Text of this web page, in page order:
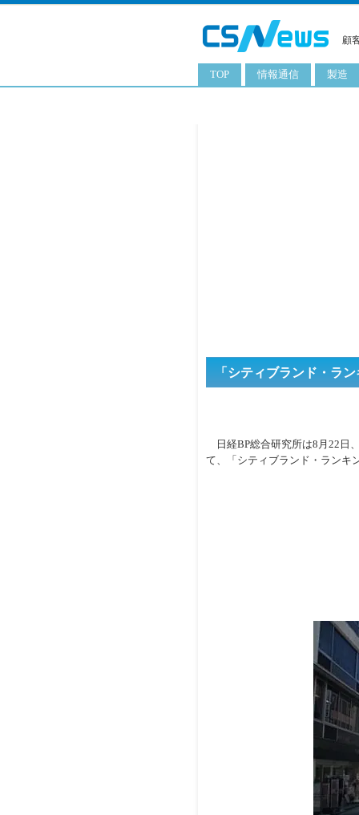
顧
TOP 情報通信 製造
「シティブランド・ラ
日経BP総合研究所は8月22日
て、「シティブランド・ラン